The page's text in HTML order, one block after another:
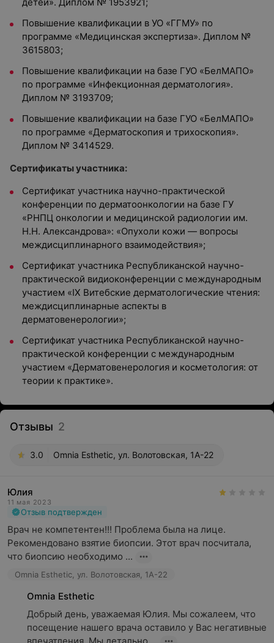
Повышение квалификации в УО «ГГМУ» по
программе «Медицинская экспертиза». Диплом №
3615803;
Повышение квалификации на базе ГУО «БелМАПО»
по программе «Инфекционная дерматология».
Диплом № 3193709;
Повышение квалификации на базе ГУО «БелМАПО»
по программе «Дерматоскопия и трихоскопия».
Диплом № 3414529.
Сертификаты участника:
Сертификат участника научно-практической
конференции по дерматоонкологии на базе ГУ
«РНПЦ онкологии и медицинской радиологии им.
Н.Н. Александрова»: «Опухоли кожи — вопросы
междисциплинарного взаимодействия»;
Сертификат участника Республиканской научно-
практической видиоконференции с международным
участием «IX Витебские дерматологические чтения:
междисциплинарные аспекты в
дерматовенерологии»;
Сертификат участника Республиканской научно-
практической конференции с международным
участием «Дерматовенерология и косметология: от
теории к практике».
Отзывы 2
3.0 Omnia Esthetic, ул. Волотовская, 1А-22
Юлия
11 мая 2023
Отзыв подтвержден
Врач не компетентен!!! Проблема была на лице.
Рекомендовано взятие биопсии. Этот врач посчитала,
что биопсию необходимо ...
Omnia Esthetic, ул. Волотовская, 1А-22
Omnia Esthetic
Добрый день, уважаемая Юлия. Мы сожалеем, что
посещение нашего врача оставило у Вас негативные